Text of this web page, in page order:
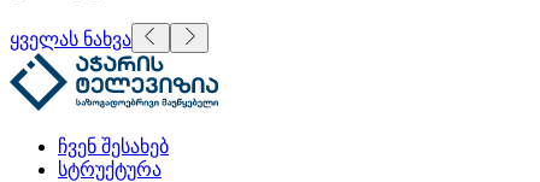
ყველას ნახვა
ჩვენ შესახებ
სტრუქტურა